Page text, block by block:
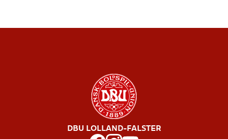
DBU LOLLAND-FALSTER